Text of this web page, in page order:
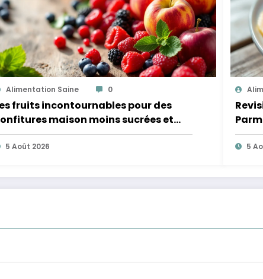
Alimentation Saine 0
fruits incontournables pour des
maison moins sucrées et
légères
5 Août 2026 5